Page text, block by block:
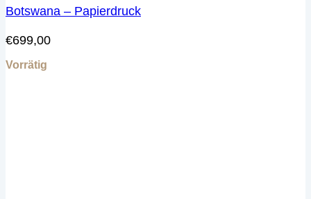
Botswana – Papierdruck
€699,00
Vorrätig